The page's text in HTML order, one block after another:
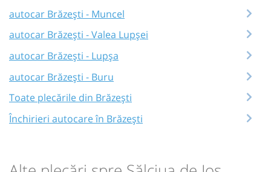
autocar Brăzești - Muncel
autocar Brăzești - Valea Lupșei
autocar Brăzești - Lupșa
autocar Brăzești - Buru
Toate plecările din Brăzești
Închirieri autocare în Brăzești